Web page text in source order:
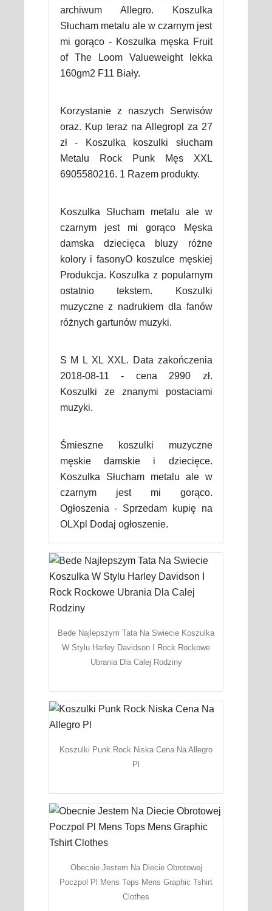
archiwum Allegro. Koszulka
Słucham metalu ale w czarnym jest
mi gorąco - Koszulka męska Fruit
of The Loom Valueweight lekka
160gm2 F11 Biały.
Korzystanie z naszych Serwisów
oraz. Kup teraz na Allegropl za 27
zł - Koszulka koszulki słucham
Metalu Rock Punk Męs XXL
6905580216. 1 Razem produkty.
Koszulka Słucham metalu ale w
czarnym jest mi gorąco Męska
damska dziecięca bluzy różne
kolory i fasonyO koszulce męskiej
Produkcja. Koszulka z popularnym
ostatnio tekstem. Koszulki
muzyczne z nadrukiem dla fanów
różnych gartunów muzyki.
S M L XL XXL. Data zakończenia
2018-08-11 - cena 2990 zł.
Koszulki ze znanymi postaciami
muzyki.
Śmieszne koszulki muzyczne
męskie damskie i dziecięce.
Koszulka Słucham metalu ale w
czarnym jest mi gorąco.
Ogłoszenia - Sprzedam kupię na
OLXpl Dodaj ogłoszenie.
Bede Najlepszym Tata Na Swiecie Koszulka
W Stylu Harley Davidson I Rock Rockowe
Ubrania Dla Calej Rodziny
Koszulki Punk Rock Niska Cena Na Allegro
Pl
Obecnie Jestem Na Diecie Obrotowej
Poczpol Pl Mens Tops Mens Graphic Tshirt
Clothes